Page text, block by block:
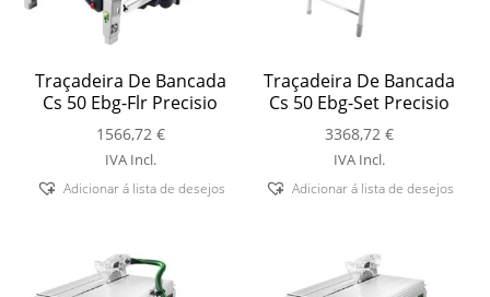
Traçadeira De Bancada
Cs 50 Ebg-Flr Precisio
1566,72 €
IVA Incl.
Adicionar á lista de desejos
Traçadeira De Bancada
Cs 50 Ebg-Set Precisio
3368,72€
IVA Incl.
Adicionar á lista de desejos